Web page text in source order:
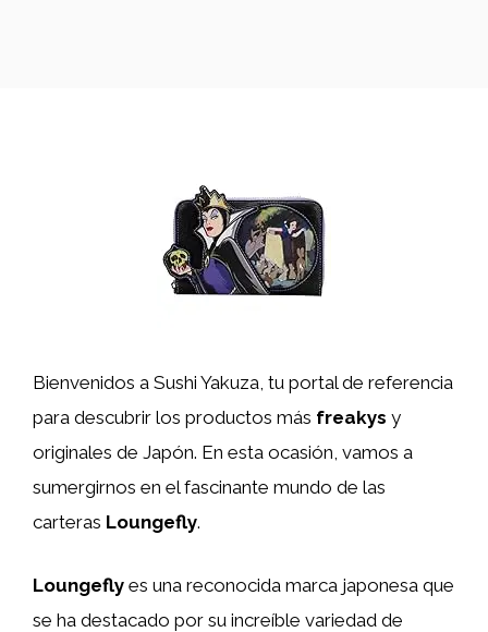
Bienvenidos a Sushi Yakuza, tu portal de referencia
para descubrir los productos más freakys y
originales de Japón. En esta ocasión, vamos a
sumergirnos en el fascinante mundo de las
carteras Loungefly.
Loungefly es una reconocida marca japonesa que
se ha destacado por su increíble variedad de